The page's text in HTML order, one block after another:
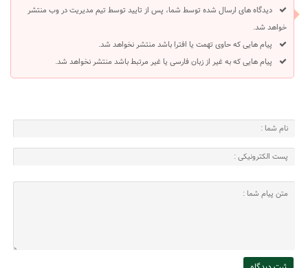
دیدگاه های ارسال شده توسط شما، پس از تایید توسط تیم مدیریت در وب منتشر
خواهد شد.
پیام هایی که حاوی تهمت یا افترا باشد منتشر نخواهد شد.
پیام هایی که به غیر از زبان فارسی یا غیر مرتبط باشد منتشر نخواهد شد.